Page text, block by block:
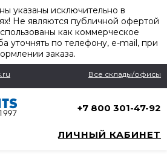
указаны исключительно в
Не являются публичной офертой
как коммерческое
уточнять по телефону, e-mail, при
заказа.
Все склады/офисы
+7 800 301-47-92
ЛИЧНЫЙ КАБИНЕТ